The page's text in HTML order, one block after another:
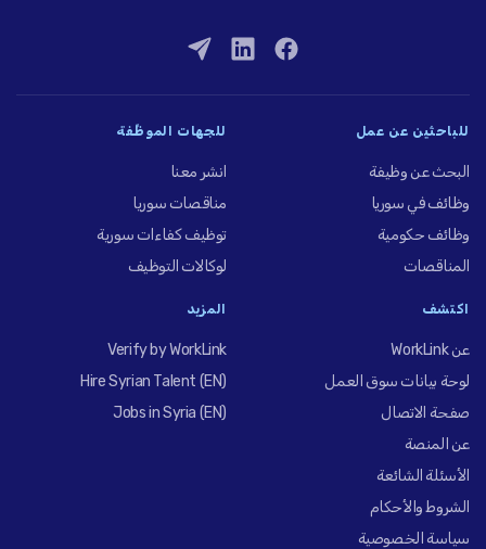
للباحثين عن عمل
البحث عن وظيفة
وظائف في سوريا
وظائف حكومية
المناقصات
للجهات الموظِّفة
انشر معنا
مناقصات سوريا
توظيف كفاءات سورية
لوكالات التوظيف
اكتشف
عن WorkLink
لوحة بيانات سوق العمل
صفحة الاتصال
عن المنصة
الأسئلة الشائعة
الشروط والأحكام
سياسة الخصوصية
المزيد
Verify by WorkLink
Hire Syrian Talent (EN)
Jobs in Syria (EN)